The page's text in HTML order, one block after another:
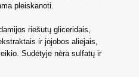
pleiskanoti.
riešutų gliceridais,
ir jojobos aliejais,
Sudėtyje nėra sulfatų ir